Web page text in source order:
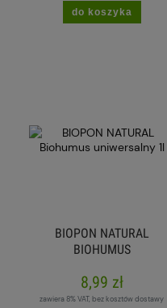
do koszyka
BIOPON NATURAL
BIOHUMUS
8,99 zł
zawiera 8% VAT, bez kosztów dostawy